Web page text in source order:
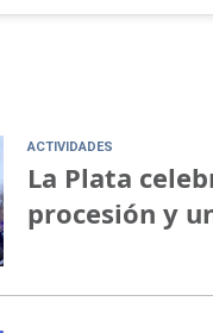
ACTIVIDADES
La Plata
procesión y